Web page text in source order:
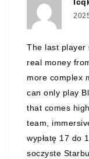
The last player
real money
more complex
can only play
that comes
team,
wypłatę 17 do
soczyste